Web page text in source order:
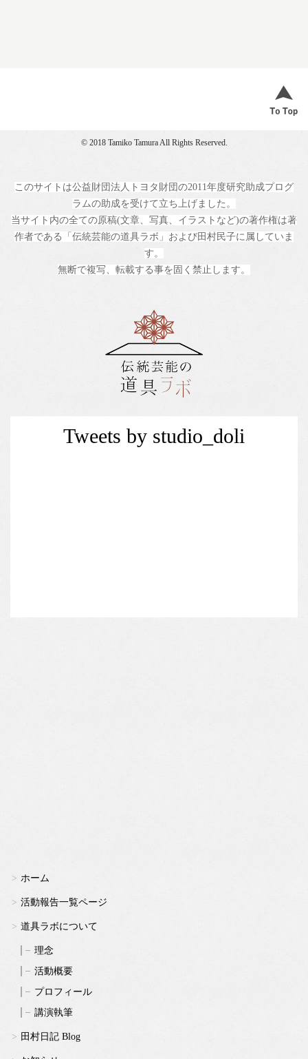
© 2018 Tamiko Tamura All Rights Reserved.
このサイトは公益財団法人トヨタ財団の2011年度研究助成プログ
ラムの助成を受けて立ち上げました。
当サイト内の全ての原稿(文章、写真、イラストなど)の著作権は著
作者である「伝統芸能の道具ラボ」および田村民子に属していま
す。
無断で複写、転載する事を固く禁止します。
Tweets by studio_doli
ホーム
活動報告一覧ページ
道具ラボについて
理念
活動概要
プロフィール
講演執筆
田村日記 Blog